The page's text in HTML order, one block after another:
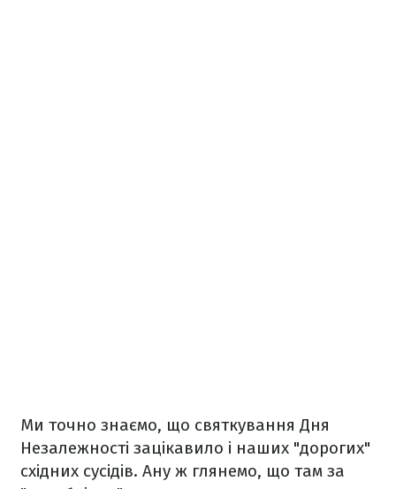
Ми точно знаємо, що святкування Дня
Незалежності зацікавило і наших "дорогих"
східних сусідів. Ану ж глянемо, що там за